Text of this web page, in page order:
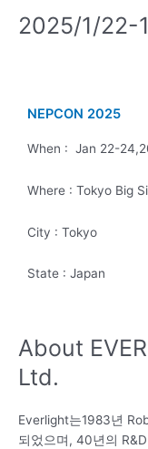
2025/1/22-
NEPCON 2025
When : Jan 22-
Where : Tokyo Big
City : Tokyo
State : Japan
About
Ltd.
Everlight는1983년
되었으며, 40년의